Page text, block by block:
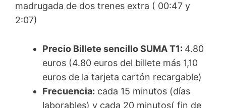
madrugada de dos trenes extra ( 00:47 y
2:07)
Precio Billete sencillo SUMA T1: 4.80
euros (4.80 euros del billete más 1,10
euros de la tarjeta cartón recargable)
Frecuencia: cada 15 minutos (días
laborables) y cada 20 minutos( fin de